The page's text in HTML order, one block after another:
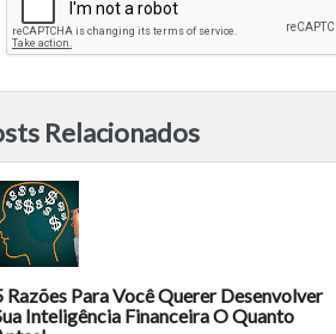
Relacionados
Razões Para Você Querer Desenvolver
Inteligência Financeira O Quanto